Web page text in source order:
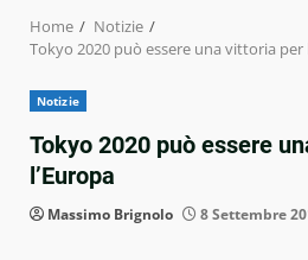
Home
Notizie
Tokyo 2020 può essere una vittoria per
Notizie
Tokyo 2020 può essere
l’Europa
Massimo Brignolo 8 Settembre